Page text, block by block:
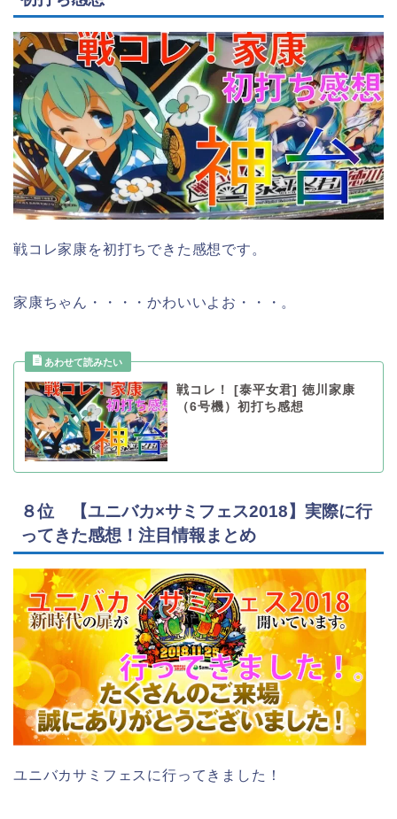
戦コレ家康を初打ちできた感想です。
家康ちゃん・・・・かわいいよお・・・。
戦コレ！ [泰平女君] 徳川家康
（6号機）初打ち感想
８位 【ユニバカ×サミフェス2018】実際に行
ってきた感想！注目情報まとめ
ユニバカサミフェスに行ってきました！